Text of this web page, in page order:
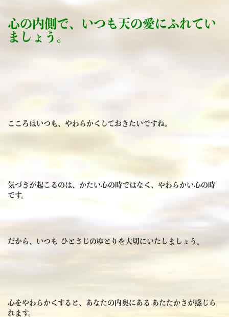
心の内側で、いつも天の愛にふれてい
ましょう。
こころはいつも、やわらかくしておきたいですね。
気づきが起こるのは、かたい心の時ではなく、やわらかい心の時
です。
だから、いつも ひとさじのゆとりを大切にいたしましょう。
心をやわらかくすると、あなたの内奥にある あたたかさが感じら
れます。